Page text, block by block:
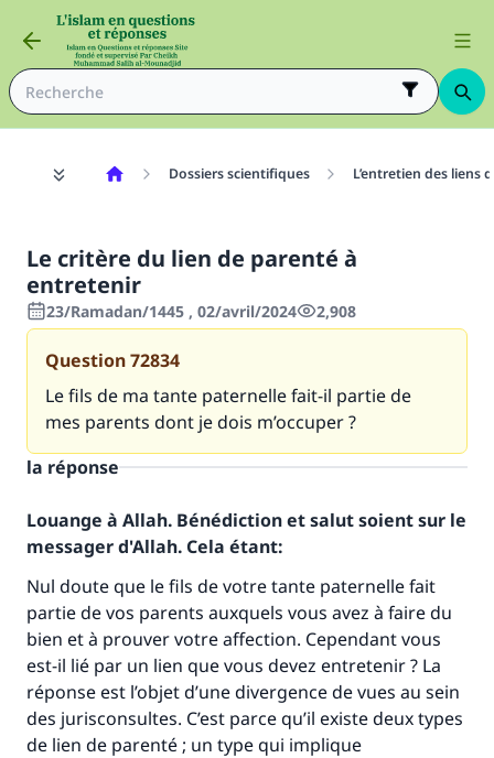
Dossiers scientifiques L’entretien des liens
Le critère du lien de parenté à
entretenir
23/Ramadan/1445 , 02/avril/2024 2,908
Question72834
Le fils de ma tante paternelle fait-il partie de
mes parents dont je dois m’occuper ?
la réponse
Louange à Allah. Bénédiction et salut soient sur le
messager d'Allah. Cela étant:
Nul doute que le fils de votre tante paternelle fait
partie de vos parents auxquels vous avez à faire du
bien et à prouver votre affection. Cependant vous
est-il lié par un lien que vous devez entretenir ? La
réponse est l’objet d’une divergence de vues au sein
des jurisconsultes. C’est parce qu’il existe deux types
de lien de parenté ; un type qui implique